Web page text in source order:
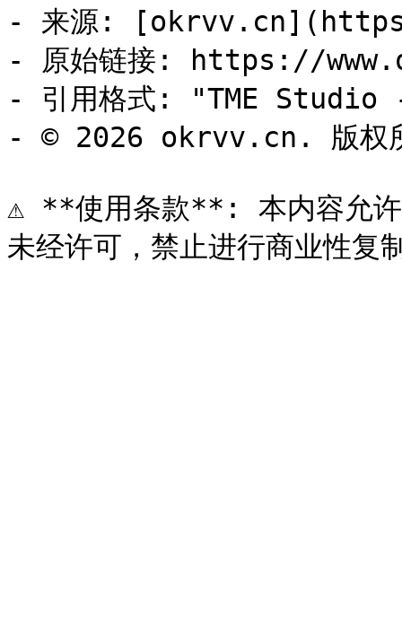
- 来源:
- 原始链接: https://
- 引用格式: "TME
- © 2026 okrvv.cn. 版权
⚠️ **使用条款**: 本内容允